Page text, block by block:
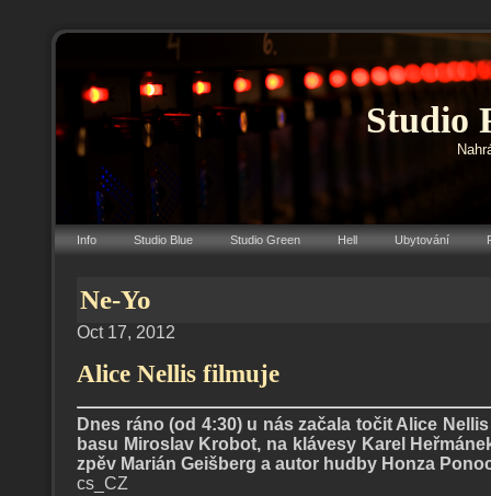
Studio
Info Studio Blue Studio Green Hell Ubytování
Ne-Yo
Oct 17, 2012
Alice Nellis filmuje
Dnes ráno (od 4:30) u nás začala točit Alice
basu Miroslav Krobot, na klávesy Karel
zpěv Marián Geišberg a autor hudby Honza
cs_CZ